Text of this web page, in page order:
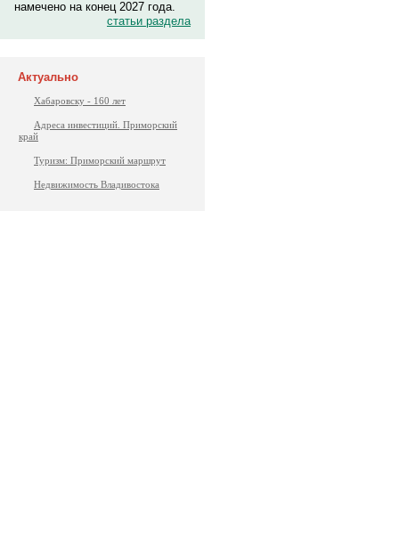
намечено на конец 2027 года.
статьи раздела
Актуально
Хабаровску - 160 лет
Адреса инвестиций. Приморский
край
Туризм: Приморский маршрут
Недвижимость Владивостока